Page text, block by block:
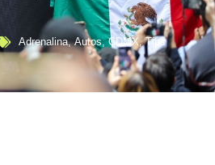
Adrenalina,Autos,CDMX,Tips